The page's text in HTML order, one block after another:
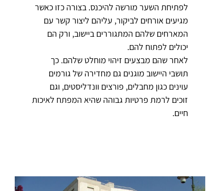
לפתיחת השער מורשה להיכנס. בצורה כזו כאשר
מגיעים אורחים לביקור, עליהם ליצור קשר עם
המארחים שלהם המתגוררים ביישוב, ורק הם
יכולים לפתוח להם.
לאחר שהם מבצעים זיהוי מוחלט שלהם. כך
תושבי היישוב מוגנים גם מחדירה של גורמים
עוינים כגון מחבלים, פורצים וונדליסטים, וגם
זוכים לרמת פרטיות גבוהה שהיא המפתח לאיכות
חיים.